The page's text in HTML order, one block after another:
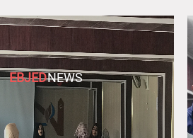
EBJEDNEWS